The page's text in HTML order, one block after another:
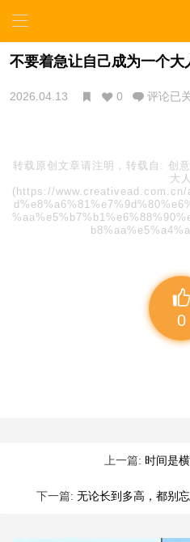
不要着急让自己成为一个大
2026.04.13 0 评论已
转载原创文章请注明，转载自: 创
大人
(https://
0
上一篇: 时间是
下一篇: 无论长到多高，都别